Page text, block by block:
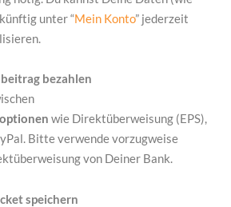
unter “Mein Konto” jederzeit
bezahlen
wie Direktüberweisung (EPS),
Bitte verwende vorzugweise
von Deiner Bank.
speichern